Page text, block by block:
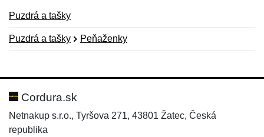
Puzdrá a tašky
Puzdrá a tašky Peňaženky
Hodnotenie:
Meno:
Cordura.sk
Netnakup s.r.o., Tyršova 271, 43801 Žatec, Česká
republika